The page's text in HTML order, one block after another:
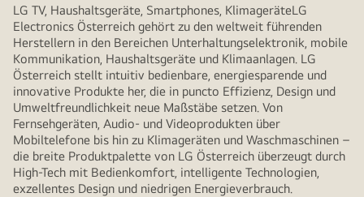
LG TV, Haushaltsgeräte, Smartphones, KlimageräteLG
Electronics Österreich gehört zu den weltweit führenden
Herstellern in den Bereichen Unterhaltungselektronik, mobile
Kommunikation, Haushaltsgeräte und Klimaanlagen. LG
Österreich stellt intuitiv bedienbare, energiesparende und
innovative Produkte her, die in puncto Effizienz, Design und
Umweltfreundlichkeit neue Maßstäbe setzen. Von
Fernsehgeräten, Audio- und Videoprodukten über
Mobiltelefone bis hin zu Klimageräten und Waschmaschinen –
die breite Produktpalette von LG Österreich überzeugt durch
High-Tech mit Bedienkomfort, intelligente Technologien,
exzellentes Design und niedrigen Energieverbrauch.